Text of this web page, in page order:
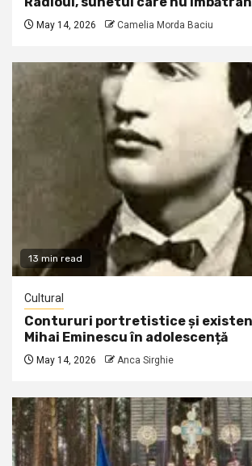
May 14, 2026 Camelia Morda Baciu
13 min read
Cultural
Contururi portretistice și
Mihai Eminescu în adolescență
May 14, 2026 Anca Sirghie